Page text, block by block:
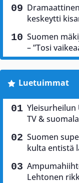
keskeytti
Suomen
– ”Tosi
Luetuimmat
Yleisurheilun
TV &
Suomen
kulta entistä
Lehtonen